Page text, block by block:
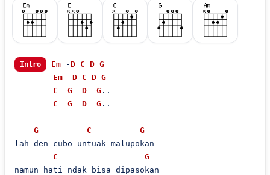
Intro Em -D C D G
Em -D C D G
C
G D G..
C
G D G..
G C
G
lah den cubo untuak malupokan
C
G
namun hati ndak bisa dipasokan